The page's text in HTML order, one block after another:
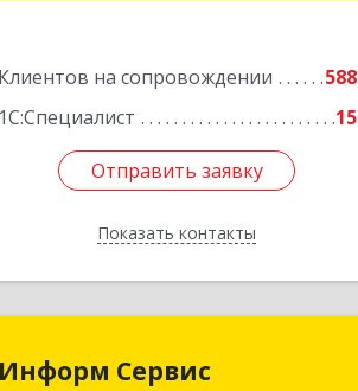
Клиентов на сопровождении
588
1С:Специалист
15
Отправить заявку
Показать контакты
Подробнее
Отправить заявку
Назад
Информ Сервис